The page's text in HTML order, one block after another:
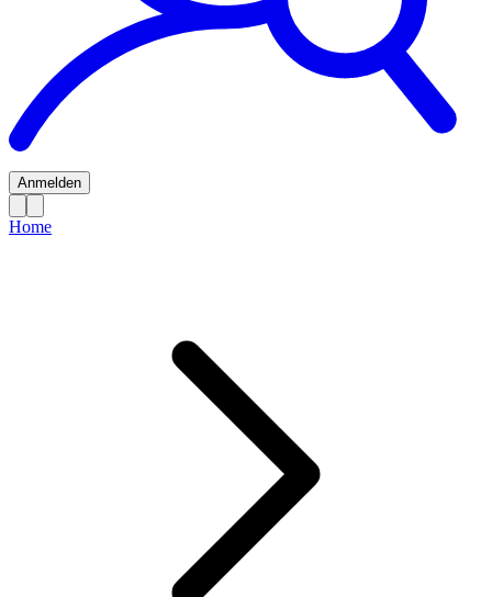
Anmelden
Home